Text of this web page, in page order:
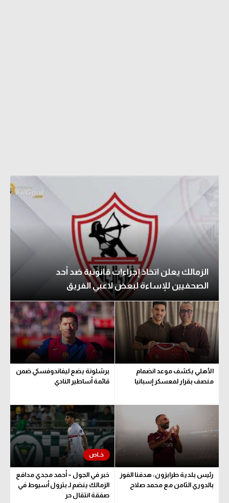
الزمالك يعلن اتخاذ إجراءات قانونية ضد أحد
الصحفيين للإساءة لبعض لاعبي الفريق
الأهلي يكشف موعد انضمام
منصف بقرار لمعسكر إسبانيا
برشلونة يضع ليفاندوفسكي ضمن
قائمة أساطير النادي
رئيس بلدية طرابزون: هدفنا الفوز
بالدوري الثامن مع محمد صلاح
خبر في الجول – أحمد مجدي مدافع
الزمالك ينضم لـ بترول أسيوط في
صفقة انتقال حر